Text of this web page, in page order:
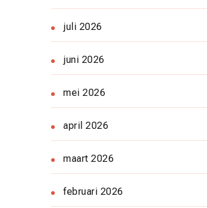
juli 2026
juni 2026
mei 2026
april 2026
maart 2026
februari 2026